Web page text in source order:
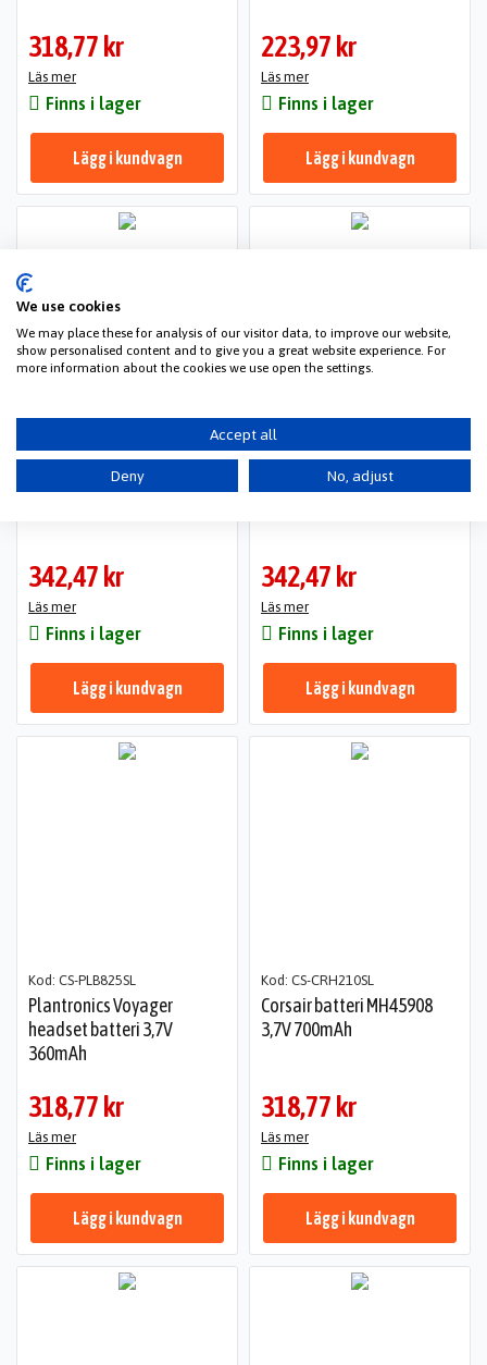
318,77 kr
Läs mer
Finns i lager
Lägg i kundvagn
223,97 kr
Läs mer
Finns i lager
Lägg i kundvagn
Kod: CS-SMH100SL
Sena SMH 10 batteri 3,7V
500mAh
342,47 kr
Läs mer
Finns i lager
Lägg i kundvagn
Kod: CS-SWH100SL
Sony headset batteri 3,7V
1000mAh
342,47 kr
Läs mer
Finns i lager
Lägg i kundvagn
Kod: CS-PLB825SL
Plantronics Voyager
headset batteri 3,7V
360mAh
318,77 kr
Läs mer
Finns i lager
Lägg i kundvagn
Kod: CS-CRH210SL
Corsair batteri MH45908
3,7V 700mAh
318,77 kr
Läs mer
Finns i lager
Lägg i kundvagn
We use cookies
We may place these for analysis of our visitor data, to improve our website,
show personalised content and to give you a great website experience. For
more information about the cookies we use open the settings.
Accept all
Deny No, adjust